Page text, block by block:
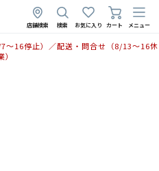
店舗検索 検索 お気に入り カート メニュー
〜16停止）／配送・問合せ（8/13〜16休
）